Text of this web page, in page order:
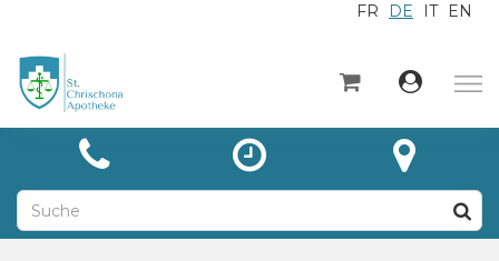
FR DE IT EN
×
Startseite
Kategorien
Aktuelles
Über